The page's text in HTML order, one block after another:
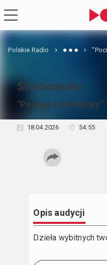
Polskie Radio
Słuchowisko
"Pociąg do Moskwy"
18.04.2026 54:55
Opis audycji
Dzieła wybitnych